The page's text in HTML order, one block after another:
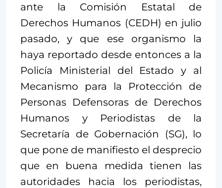
ante la Comisión Estatal de
Derechos Humanos (CEDH) en julio
pasado, y que ese organismo la
haya reportado desde entonces a la
Policía Ministerial del Estado y al
Mecanismo para la Protección de
Personas Defensoras de Derechos
Humanos y Periodistas de la
Secretaría de Gobernación (SG), lo
que pone de manifiesto el desprecio
que en buena medida tienen las
autoridades hacia los periodistas,